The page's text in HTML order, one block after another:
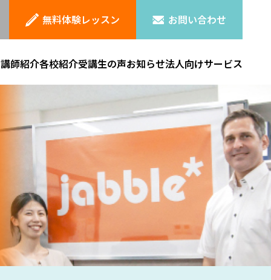
無料体験レッスン お問い合わせ
講師紹介各校紹介受講生の声お知らせ法人向けサービス